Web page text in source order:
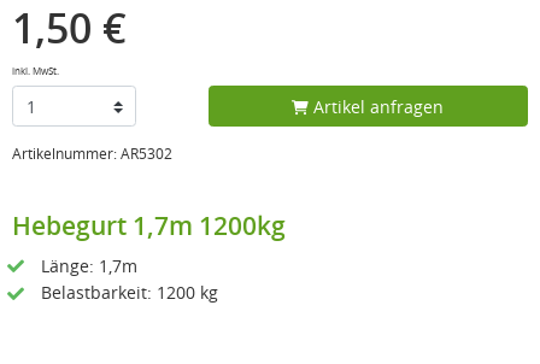
1,50 €
inkl. MwSt.
Artikel anfragen
Artikelnummer: AR5302
Hebegurt 1,7m 1200kg
Länge: 1,7m
Belastbarkeit: 1200 kg